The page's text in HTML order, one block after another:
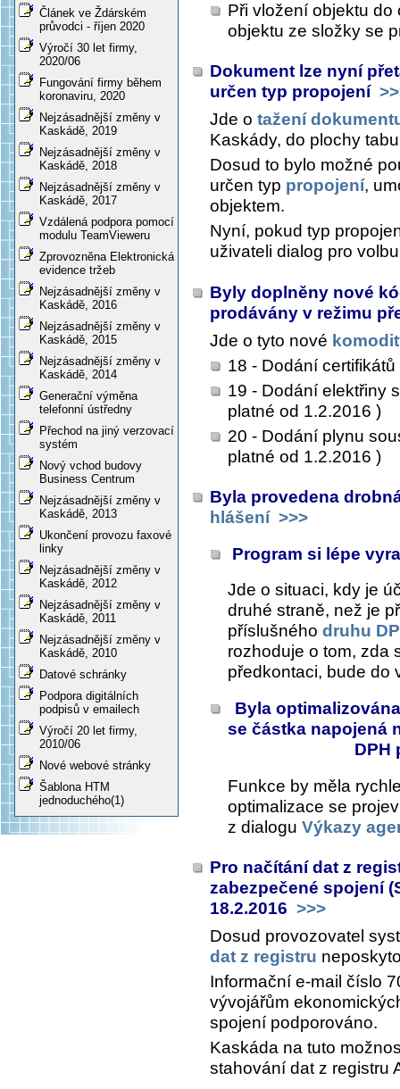
Článek ve Ždárském
průvodci - říjen 2020
Výročí 30 let firmy,
2020/06
Fungování firmy během
koronaviru, 2020
Nejzásadnější změny v
Kaskádě, 2019
Nejzásadnější změny v
Kaskádě, 2018
Nejzásadnější změny v
Kaskádě, 2017
Vzdálená podpora pomocí
modulu TeamVieweru
Zprovozněna Elektronická
evidence tržeb
Nejzásadnější změny v
Kaskádě, 2016
Nejzásadnější změny v
Kaskádě, 2015
Nejzásadnější změny v
Kaskádě, 2014
Generační výměna
telefonní ústředny
Přechod na jiný verzovací
systém
Nový vchod budovy
Business Centrum
Nejzásadnější změny v
Kaskádě, 2013
Ukončení provozu faxové
linky
Nejzásadnější změny v
Kaskádě, 2012
Nejzásadnější změny v
Kaskádě, 2011
Nejzásadnější změny v
Kaskádě, 2010
Datové schránky
Podpora digitálních
podpisů v emailech
Výročí 20 let firmy,
2010/06
Nové webové stránky
Šablona HTM
jednoduchého(1)
Při vložení objektu
objektu ze složky se
Dokument lze nyní
určen typ propojení
Jde o tažení
Kaskády, do plochy
Dosud to bylo možné
určen typ propojení,
objektem.
Nyní, pokud typ
uživateli dialog pro
Byly doplněny nové
prodávány v režimu
Jde o tyto nové
18 - Dodání
19 - Dodání elektřiny
platné od 1.2.2016 )
20 - Dodání plynu
platné od 1.2.2016 )
Byla provedena
hlášení >>>
Program si lépe
Jde o situaci, kdy je
druhé straně, než je
příslušného druhu
rozhoduje o tom, zda
předkontaci, bude do
Byla
se částka napojená
DPH
Funkce by měla
optimalizace se
z dialogu Výkazy
Pro načítání dat z
zabezpečené spojení
18.2.2016 >>>
Dosud provozovatel
dat z registru
Informační e-mail číslo
vývojářům
spojení podporováno.
Kaskáda na tuto
stahování dat z registru